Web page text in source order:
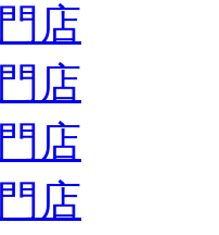
店
店
店
店